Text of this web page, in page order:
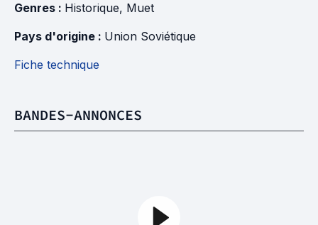
Genres : Historique, Muet
Pays d'origine : Union Soviétique
Fiche technique
BANDES-ANNONCES